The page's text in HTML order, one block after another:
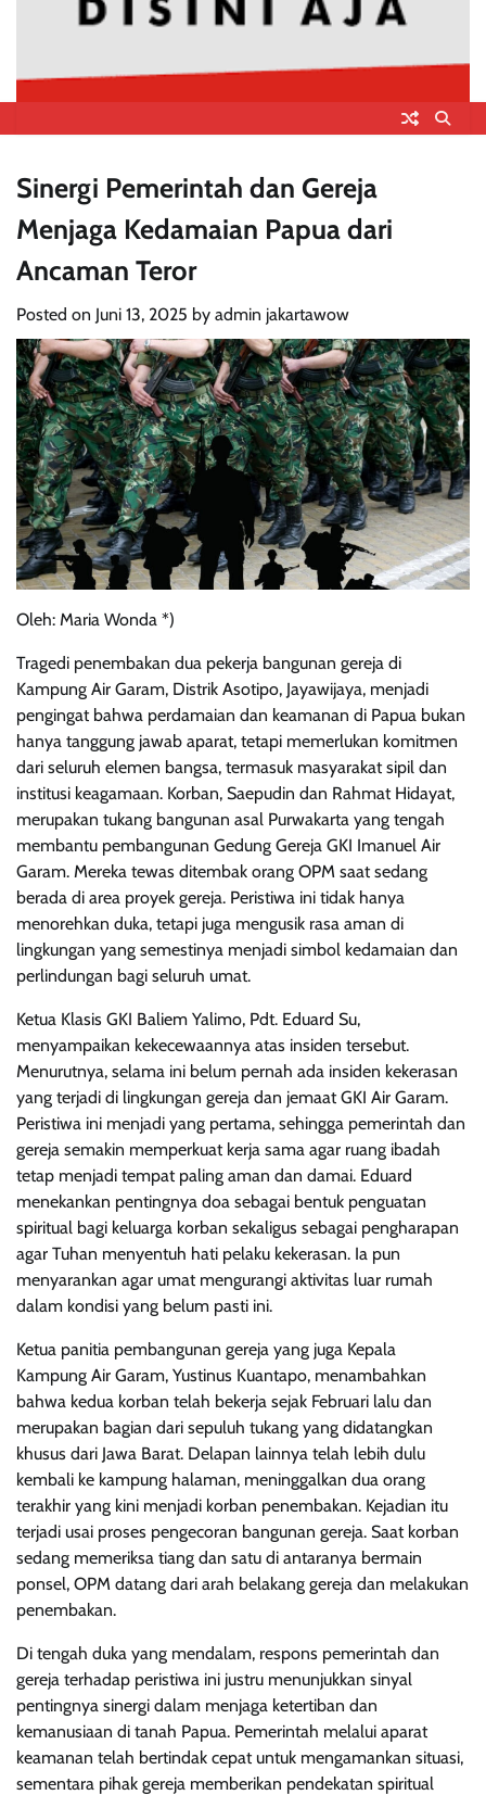
Sinergi Pemerintah dan Gereja
Menjaga Kedamaian Papua dari
Ancaman Teror
Posted on Juni 13, 2025 by admin jakartawow
Oleh: Maria Wonda *)
Tragedi penembakan dua pekerja bangunan gereja di
Kampung Air Garam, Distrik Asotipo, Jayawijaya, menjadi
pengingat bahwa perdamaian dan keamanan di Papua bukan
hanya tanggung jawab aparat, tetapi memerlukan komitmen
dari seluruh elemen bangsa, termasuk masyarakat sipil dan
institusi keagamaan. Korban, Saepudin dan Rahmat Hidayat,
merupakan tukang bangunan asal Purwakarta yang tengah
membantu pembangunan Gedung Gereja GKI Imanuel Air
Garam. Mereka tewas ditembak orang OPM saat sedang
berada di area proyek gereja. Peristiwa ini tidak hanya
menorehkan duka, tetapi juga mengusik rasa aman di
lingkungan yang semestinya menjadi simbol kedamaian dan
perlindungan bagi seluruh umat.
Ketua Klasis GKI Baliem Yalimo, Pdt. Eduard Su,
menyampaikan kekecewaannya atas insiden tersebut.
Menurutnya, selama ini belum pernah ada insiden kekerasan
yang terjadi di lingkungan gereja dan jemaat GKI Air Garam.
Peristiwa ini menjadi yang pertama, sehingga pemerintah dan
gereja semakin memperkuat kerja sama agar ruang ibadah
tetap menjadi tempat paling aman dan damai. Eduard
menekankan pentingnya doa sebagai bentuk penguatan
spiritual bagi keluarga korban sekaligus sebagai pengharapan
agar Tuhan menyentuh hati pelaku kekerasan. Ia pun
menyarankan agar umat mengurangi aktivitas luar rumah
dalam kondisi yang belum pasti ini.
Ketua panitia pembangunan gereja yang juga Kepala
Kampung Air Garam, Yustinus Kuantapo, menambahkan
bahwa kedua korban telah bekerja sejak Februari lalu dan
merupakan bagian dari sepuluh tukang yang didatangkan
khusus dari Jawa Barat. Delapan lainnya telah lebih dulu
kembali ke kampung halaman, meninggalkan dua orang
terakhir yang kini menjadi korban penembakan. Kejadian itu
terjadi usai proses pengecoran bangunan gereja. Saat korban
sedang memeriksa tiang dan satu di antaranya bermain
ponsel, OPM datang dari arah belakang gereja dan melakukan
penembakan.
Di tengah duka yang mendalam, respons pemerintah dan
gereja terhadap peristiwa ini justru menunjukkan sinyal
pentingnya sinergi dalam menjaga ketertiban dan
kemanusiaan di tanah Papua. Pemerintah melalui aparat
keamanan telah bertindak cepat untuk mengamankan situasi,
sementara pihak gereja memberikan pendekatan spiritual